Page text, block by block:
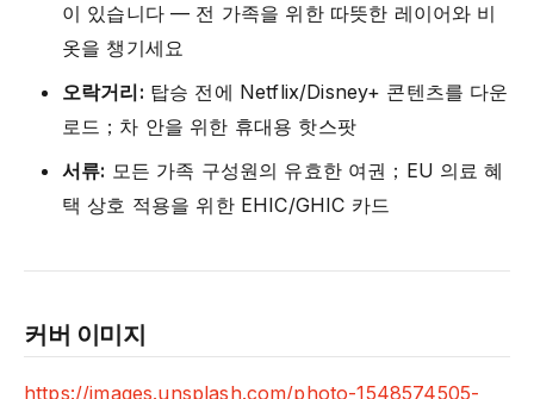
이 있습니다 — 전 가족을 위한 따뜻한 레이어와 비
옷을 챙기세요
오락거리: 탑승 전에 Netflix/Disney+ 콘텐츠를 다운
로드；차 안을 위한 휴대용 핫스팟
서류: 모든 가족 구성원의 유효한 여권；EU 의료 혜
택 상호 적용을 위한 EHIC/GHIC 카드
커버 이미지
https://images.unsplash.com/photo-1548574505-